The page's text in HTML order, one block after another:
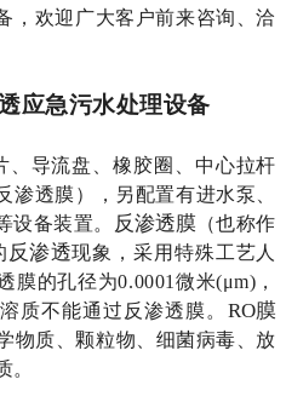
，欢迎广大客户前来咨询、洽
应急污水处理设备
导流盘、橡胶圈、中心拉杆
渗透膜），另配置有进水泵、
设备装置。
反渗透膜 （也称作
反渗透现象，采用特殊工艺人
膜的孔径为0.0001微米(μm)，
质不能通过反渗透膜。 RO膜
学物质、颗粒物、细菌病毒、放
。